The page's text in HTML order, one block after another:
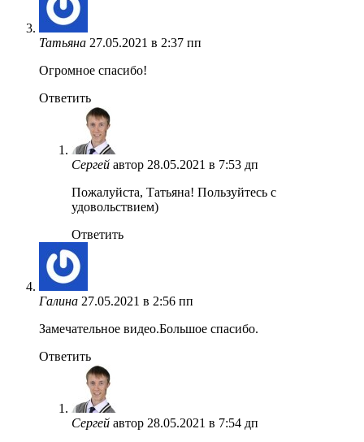
Татьяна 27.05.2021 в 2:37 пп
Огромное спасибо!
Ответить
Сергей автор 28.05.2021 в 7:53 дп
Пожалуйста, Татьяна! Пользуйтесь с
удовольствием)
Ответить
Галина 27.05.2021 в 2:56 пп
Замечательное видео.Большое спасибо.
Ответить
Сергей автор 28.05.2021 в 7:54 дп